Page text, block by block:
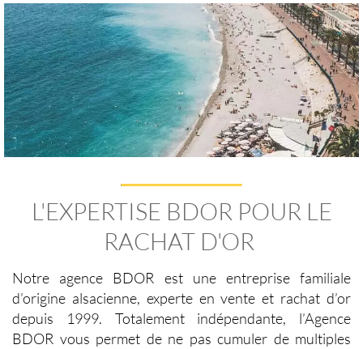
L'EXPERTISE BDOR POUR LE
RACHAT D'OR
Notre agence BDOR est une entreprise familiale
d’origine alsacienne, experte en vente et rachat d’or
depuis 1999. Totalement indépendante, l’Agence
BDOR vous permet de ne pas cumuler de multiples